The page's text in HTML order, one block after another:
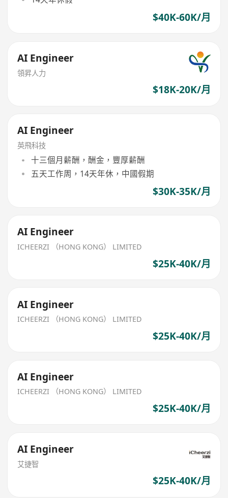
$40K-60K/月
AI Engineer
領昇人力
$18K-20K/月
AI Engineer
英飛科技
十三個月薪酬，酬金，豐厚薪酬
五天工作周，14天年休，中國假期
$30K-35K/月
AI Engineer
ICHEERZI （HONG KONG） LIMITED
$25K-40K/月
AI Engineer
ICHEERZI （HONG KONG） LIMITED
$25K-40K/月
AI Engineer
ICHEERZI （HONG KONG） LIMITED
$25K-40K/月
AI Engineer
艾捷智
$25K-40K/月